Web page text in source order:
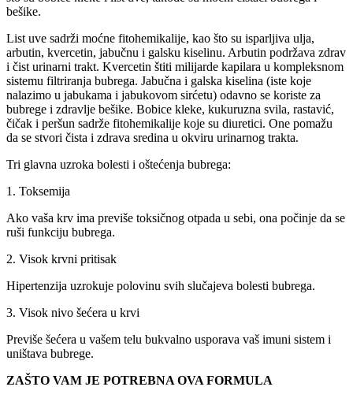
bešike.
List uve sadrži moćne fitohemikalije, kao što su isparljiva ulja,
arbutin, kvercetin, jabučnu i galsku kiselinu. Arbutin podržava zdrav
i čist urinarni trakt. Kvercetin štiti milijarde kapilara u kompleksnom
sistemu filtriranja bubrega. Jabučna i galska kiselina (iste koje
nalazimo u jabukama i jabukovom sirćetu) odavno se koriste za
bubrege i zdravlje bešike. Bobice kleke, kukuruzna svila, rastavić,
čičak i peršun sadrže fitohemikalije koje su diuretici. One pomažu
da se stvori čista i zdrava sredina u okviru urinarnog trakta.
Tri glavna uzroka bolesti i oštećenja bubrega:
1. Toksemija
Ako vaša krv ima previše toksičnog otpada u sebi, ona počinje da se
ruši funkciju bubrega.
2. Visok krvni pritisak
Hipertenzija uzrokuje polovinu svih slučajeva bolesti bubrega.
3. Visok nivo šećera u krvi
Previše šećera u vašem telu bukvalno usporava vaš imuni sistem i
uništava bubrege.
ZAŠTO VAM JE POTREBNA OVA FORMULA